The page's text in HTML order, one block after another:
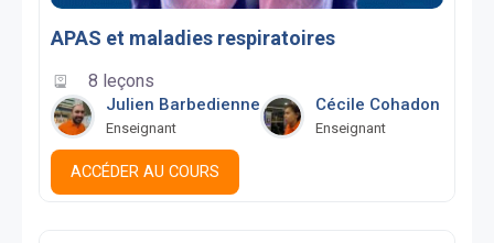
APAS et maladies respiratoires
8 leçons
Julien Barbedienne
Enseignant
Cécile Cohadon
Enseignant
ACCÉDER AU COURS